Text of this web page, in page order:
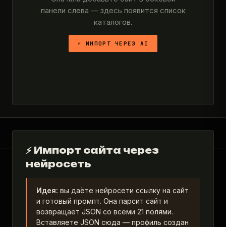
панели слева — здесь появится список
каталогов.
⚡ ИМПОРТ ЧЕРЕЗ AI
⚡ Импорт сайта через
нейросеть
Идея: вы даёте нейросети ссылку на сайт
и готовый промпт. Она парсит сайт и
возвращает JSON со всеми 21 полями.
Вставляете JSON сюда — профиль создан
bizznes.ru
Каталог компаний и инструмент массовой регистрации
сайтов в справочниках РФ. Бесплатное добавление, ручная
и авто-модерация.